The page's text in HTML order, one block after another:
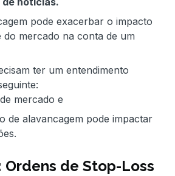
pode exacerbar o impacto
do mercado na conta de um
ter um entendimento
mercado e
de alavancagem pode impactar
Ordens de Stop-Loss